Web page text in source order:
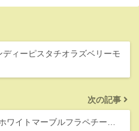
ィーピスタチオラズベリーモ
次の記事
ワイトマーブルフラペチー…